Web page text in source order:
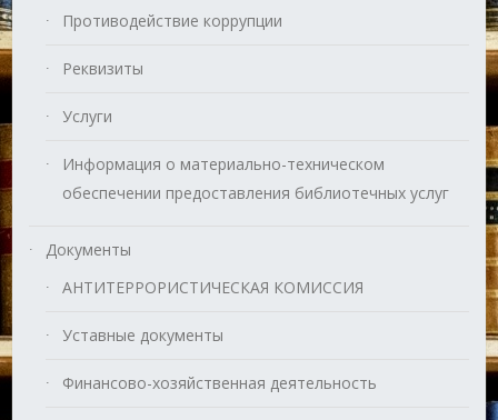
Противодействие коррупции
Реквизиты
Услуги
Информация о материально-техническом
обеспечении предоставления библиотечных услуг
Документы
АНТИТЕРРОРИСТИЧЕСКАЯ КОМИССИЯ
Уставные документы
Финансово-хозяйственная деятельность